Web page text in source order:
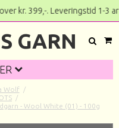
over kr. 399,-.
GARN
Wolf
/
/
- Wool White (01) - 100g